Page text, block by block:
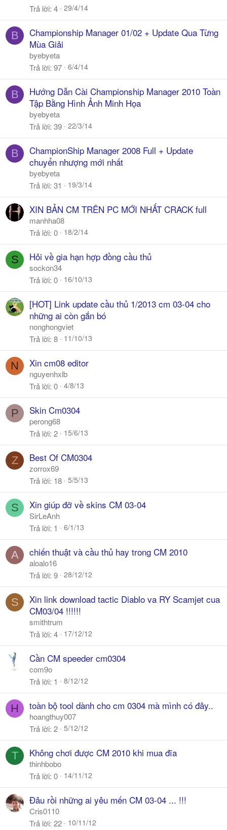
Trả lời 4 29/4/14
B
Championship Manager 01/02 + Update Qua Từng
Mùa Giải
byebyeta
Trả lời 97 6/4/14
B
Hướng Dẫn Cài Championship Manager 2010 Toàn
Tập Bằng Hình Ảnh Minh Họa
byebyeta
Trả lời 39 22/3/14
B
ChampionShip Manager 2008 Full + Update
chuyển nhượng mới nhất
byebyeta
Trả lời 31 19/3/14
XIN BẢN CM TRÊN PC MỚI NHẤT CRACK full
manhha08
Trả lời 0 18/2/14
S Hỏi về gia hạn hợp đồng cầu thủ
sockon34
Trả lời 0 16/10/13
[HOT] Link update cầu thủ 1/2013 cm 03-04 cho
những ai còn gắn bó
nonghongviet
Trả lời 8 11/10/13
N Xin cm08 editor
nguyenhxlb
Trả lời 0 4/8/13
P Skin Cm0304
perong68
Trả lời 2 15/6/13
Z Best Of CM0304
zorrox69
Trả lời 18 5/5/13
S Xin giúp đỡ về skins CM 03-04
SirLeAnh
Trả lời 1 6/1/13
A chiến thuật và cầu thủ hay trong CM 2010
aloalo16
Trả lời 9 28/12/12
S
Xin link download tactic Diablo va RY Scamjet cua
CM03/04 !!!!!!
smithtrum
Trả lời 4 17/12/12
Cần CM speeder cm0304
com9o
Trả lời 1 8/12/12
H toàn bộ tool dành cho cm 0304 mà mình có đây..
hoangthuy007
Trả lời 2 5/12/12
T Không chơi được CM 2010 khi mua đĩa
thinhbobo
Trả lời 0 14/11/12
Đâu rồi những ai yêu mến CM 03-04 ... !!!
Cris0110
Trả lời 22 10/11/12